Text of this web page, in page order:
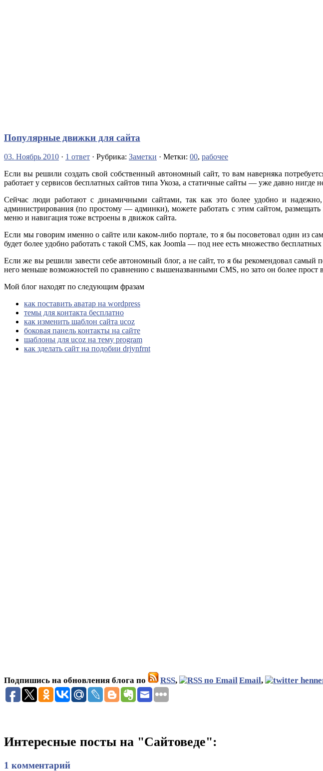
Популярные движки для сайта
03. Ноябрь 2010 · 1 ответ · Рубрика: Заметки · Метки: 00, рабочее
Если вы решили создать свой собственный автономный сайт, то вам наверняка
работает у сервисов бесплатных сайтов типа Укоза, а статичные сайты — уже давно нигде
Сейчас люди работают с динамичными сайтами, так как это более удобно и
администрирования (по простому — админки), можете работать с этим сайтом,
меню и навигация тоже встроены в движок сайта.
Если мы говорим именно о сайте или каком-либо портале, то я бы посоветовал один
будет более удобно работать с такой CMS, как Joomla — под нее есть множество
Если же вы решили завести себе автономный блог, а не сайт, то я бы рекомендовал
него меньше возможностей по сравнению с вышеназванными CMS, но зато он более прост
Мой блог находят по следующим фразам
как поставить аватар на wordpress
темы для контакта бесплатно
как изменить шаблон сайта ucoz
боковая панель контакты на сайте
шаблоны для ucoz на тему program
как зделать сайт на подобии drjynfrnt
Подпишись на обновления блога по RSS, Email,
Интересные посты на "Сайтоведе":
1 комментарий